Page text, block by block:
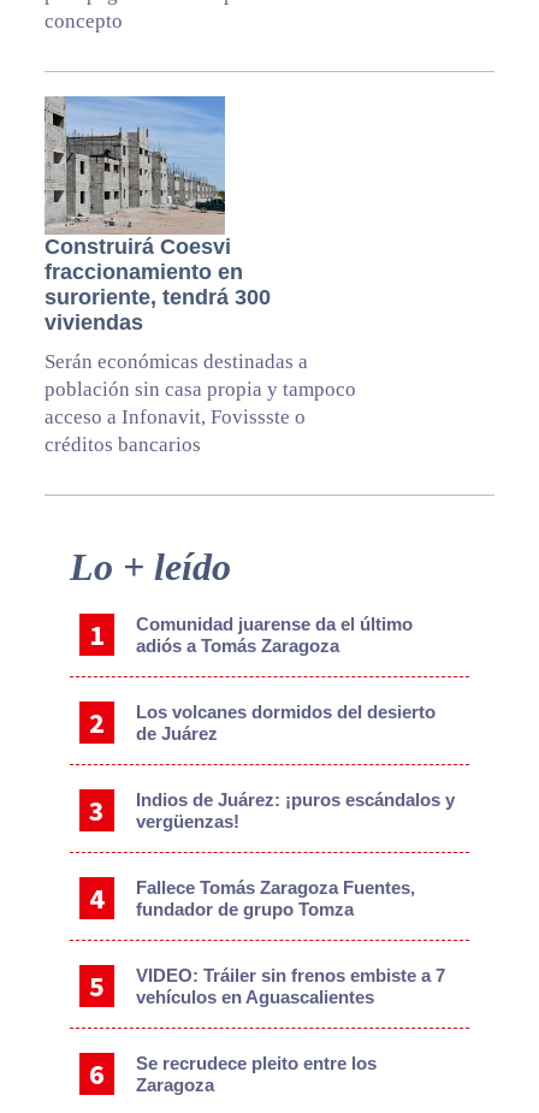
concepto
Construirá Coesvi
fraccionamiento en
suroriente, tendrá 300
viviendas
Serán económicas destinadas a
población sin casa propia y tampoco
acceso a Infonavit, Fovissste o
créditos bancarios
Primary
Sidebar
Lo + leído
Comunidad juarense da el último
adiós a Tomás Zaragoza
Los volcanes dormidos del desierto
de Juárez
Indios de Juárez: ¡puros escándalos y
vergüenzas!
Fallece Tomás Zaragoza Fuentes,
fundador de grupo Tomza
VIDEO: Tráiler sin frenos embiste a 7
vehículos en Aguascalientes
Se recrudece pleito entre los
Zaragoza